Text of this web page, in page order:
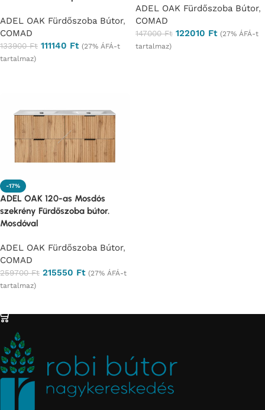
ADEL OAK Fürdőszoba Bútor,
COMAD
133900Ft 111140 Ft (27% ÁFÁ-t
tartalmaz)
ADEL OAK Fürdőszoba Bútor,
COMAD
147000Ft 122010 Ft (27% ÁFÁ-t
tartalmaz)
-17%
ADEL OAK 120-as Mosdós
szekrény Fürdőszoba bútor.
Mosdóval
ADEL OAK Fürdőszoba Bútor,
COMAD
259700Ft 215550 Ft (27% ÁFÁ-t
tartalmaz)